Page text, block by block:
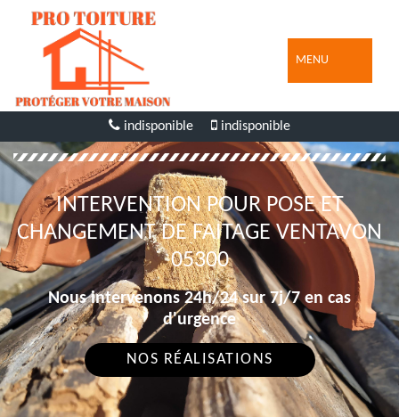
MENU
indisponible indisponible
INTERVENTION POUR POSE ET
CHANGEMENT DE FAITAGE VENTAVON
05300
Nous intervenons 24h/24 sur 7j/7 en cas
d'urgence
NOS RÉALISATIONS